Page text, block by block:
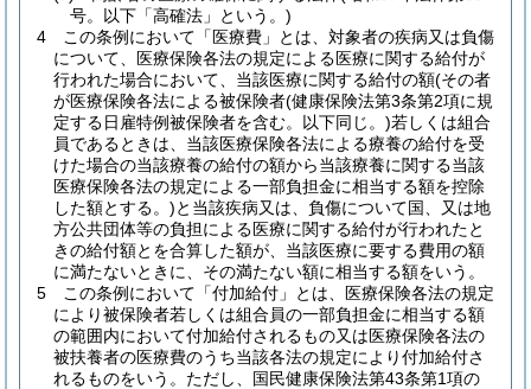
号。以下「高確法」という。)
4
この条例において「医療費」とは、対象者の疾病又は負傷
について、医療保険各法の規定による医療に関する給付が
行われた場合において、当該医療に関する給付の額(その者
が医療保険各法による被保険者(健康保険法第3条第2項に規
定する日雇特例被保険者を含む。以下同じ。)若しくは組合
員であるときは、当該医療保険各法による療養の給付を受
けた場合の当該療養の給付の額から当該療養に関する当該
医療保険各法の規定による一部負担金に相当する額を控除
した額とする。)と当該疾病又は、負傷について国、又は地
方公共団体等の負担による医療に関する給付が行われたと
きの給付額とを合算した額が、当該医療に要する費用の額
に満たないときに、その満たない額に相当する額をいう。
5
この条例において「付加給付」とは、医療保険各法の規定
により被保険者若しくは組合員の一部負担金に相当する額
の範囲内において付加給付されるもの又は医療保険各法の
被扶養者の医療費のうち当該各法の規定により付加給付さ
れるものをいう。 ただし、国民健康保険法第43条第1項の